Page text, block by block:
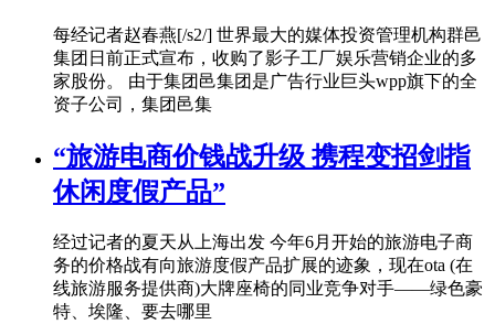
每经记者赵春燕[/s2/] 世界最大的媒体投资管理机构群邑
集团日前正式宣布，收购了影子工厂娱乐营销企业的多
家股份。 由于集团邑集团是广告行业巨头wpp旗下的全
资子公司，集团邑集
“旅游电商价钱战升级 携程变招剑指
休闲度假产品”
经过记者的夏天从上海出发 今年6月开始的旅游电子商
务的价格战有向旅游度假产品扩展的迹象，现在ota (在
线旅游服务提供商)大牌座椅的同业竞争对手——绿色豪
特、埃隆、要去哪里